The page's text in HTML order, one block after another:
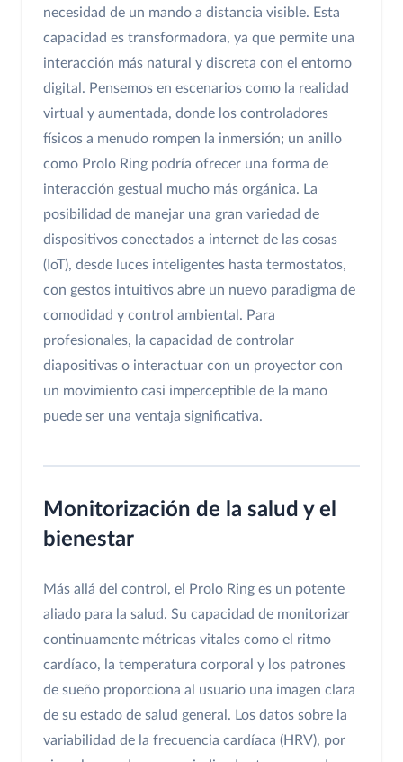
necesidad de un mando a distancia visible. Esta
capacidad es transformadora, ya que permite una
interacción más natural y discreta con el entorno
digital. Pensemos en escenarios como la realidad
virtual y aumentada, donde los controladores
físicos a menudo rompen la inmersión; un anillo
como Prolo Ring podría ofrecer una forma de
interacción gestual mucho más orgánica. La
posibilidad de manejar una gran variedad de
dispositivos conectados a internet de las cosas
(IoT), desde luces inteligentes hasta termostatos,
con gestos intuitivos abre un nuevo paradigma de
comodidad y control ambiental. Para
profesionales, la capacidad de controlar
diapositivas o interactuar con un proyector con
un movimiento casi imperceptible de la mano
puede ser una ventaja significativa.
Monitorización de la salud y el
bienestar
Más allá del control, el Prolo Ring es un potente
aliado para la salud. Su capacidad de monitorizar
continuamente métricas vitales como el ritmo
cardíaco, la temperatura corporal y los patrones
de sueño proporciona al usuario una imagen clara
de su estado de salud general. Los datos sobre la
variabilidad de la frecuencia cardíaca (HRV), por